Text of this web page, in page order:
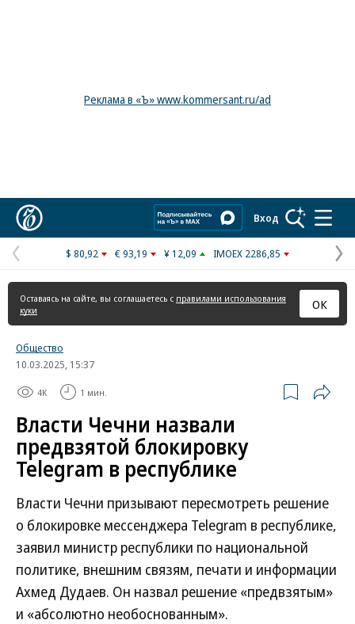
Реклама в «Ъ» www.kommersant.ru/ad
Вход
Предыдущая
страница
$ 80,92 € 93,19 ¥ 12,09 IMOEX 2286,85
Оставаясь на сайте, вы соглашаетесь с правилами использования
куки
ОК
Общество
10.03.2025, 15:37
4K 1 мин.
Власти Чечни назвали
предвзятой блокировку
Telegram в республике
Власти Чечни призывают пересмотреть решение
о блокировке мессенджера Telegram в республике,
заявил министр республики по национальной
политике, внешним связям, печати и информации
Ахмед Дудаев. Он назвал решение «предвзятым»
и «абсолютно необоснованным».